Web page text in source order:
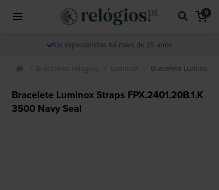
0
Os especialistas há mais de 25 anos
Braceletes relogios Luminox Bracelete Luminox
Bracelete Luminox Straps FPX.2401.20B.1.K
3500 Navy Seal